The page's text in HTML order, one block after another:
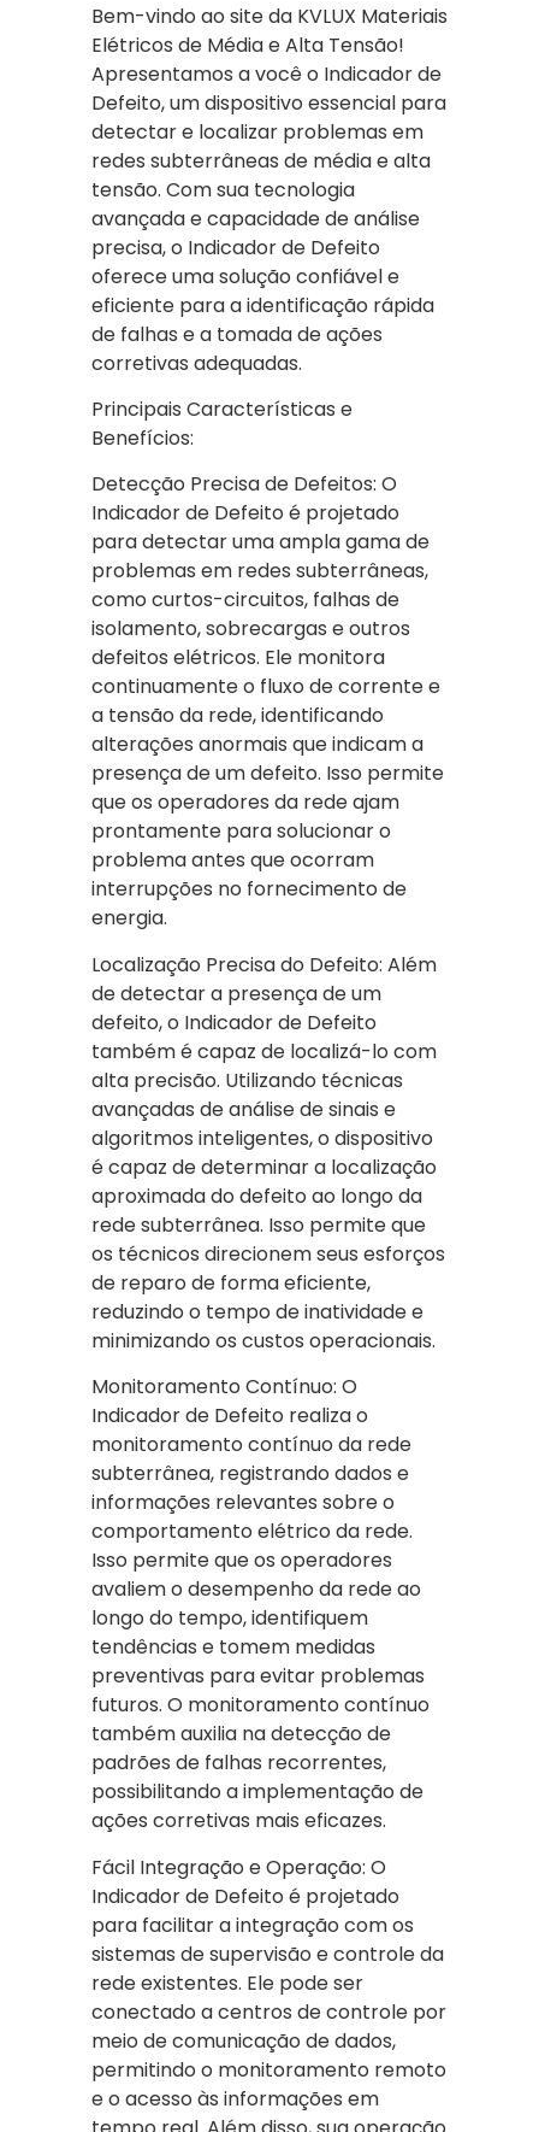
Bem-vindo ao site da KVLUX Materiais
Elétricos de Média e Alta Tensão!
Apresentamos a você o Indicador de
Defeito, um dispositivo essencial para
detectar e localizar problemas em
redes subterrâneas de média e alta
tensão. Com sua tecnologia
avançada e capacidade de análise
precisa, o Indicador de Defeito
oferece uma solução confiável e
eficiente para a identificação rápida
de falhas e a tomada de ações
corretivas adequadas.
Principais Características e
Benefícios:
Detecção Precisa de Defeitos: O
Indicador de Defeito é projetado
para detectar uma ampla gama de
problemas em redes subterrâneas,
como curtos-circuitos, falhas de
isolamento, sobrecargas e outros
defeitos elétricos. Ele monitora
continuamente o fluxo de corrente e
a tensão da rede, identificando
alterações anormais que indicam a
presença de um defeito. Isso permite
que os operadores da rede ajam
prontamente para solucionar o
problema antes que ocorram
interrupções no fornecimento de
energia.
Localização Precisa do Defeito: Além
de detectar a presença de um
defeito, o Indicador de Defeito
também é capaz de localizá-lo com
alta precisão. Utilizando técnicas
avançadas de análise de sinais e
algoritmos inteligentes, o dispositivo
é capaz de determinar a localização
aproximada do defeito ao longo da
rede subterrânea. Isso permite que
os técnicos direcionem seus esforços
de reparo de forma eficiente,
reduzindo o tempo de inatividade e
minimizando os custos operacionais.
Monitoramento Contínuo: O
Indicador de Defeito realiza o
monitoramento contínuo da rede
subterrânea, registrando dados e
informações relevantes sobre o
comportamento elétrico da rede.
Isso permite que os operadores
avaliem o desempenho da rede ao
longo do tempo, identifiquem
tendências e tomem medidas
preventivas para evitar problemas
futuros. O monitoramento contínuo
também auxilia na detecção de
padrões de falhas recorrentes,
possibilitando a implementação de
ações corretivas mais eficazes.
Fácil Integração e Operação: O
Indicador de Defeito é projetado
para facilitar a integração com os
sistemas de supervisão e controle da
rede existentes. Ele pode ser
conectado a centros de controle por
meio de comunicação de dados,
permitindo o monitoramento remoto
e o acesso às informações em